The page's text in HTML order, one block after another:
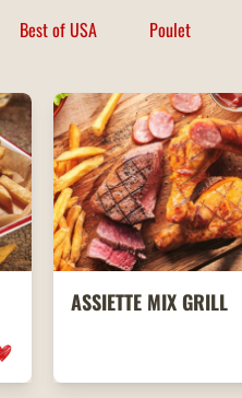
Best of USA Poulet
ASSIETTE MIX GRILL